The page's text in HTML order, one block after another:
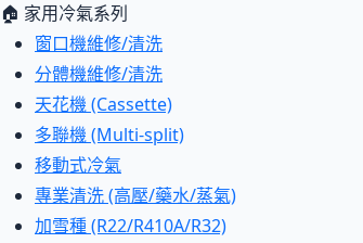
🏠 家用冷氣系列
窗口機維修/清洗
分體機維修/清洗
天花機 (Cassette)
多聯機 (Multi-split)
移動式冷氣
專業清洗 (高壓/藥水/蒸氣)
加雪種 (R22/R410A/R32)